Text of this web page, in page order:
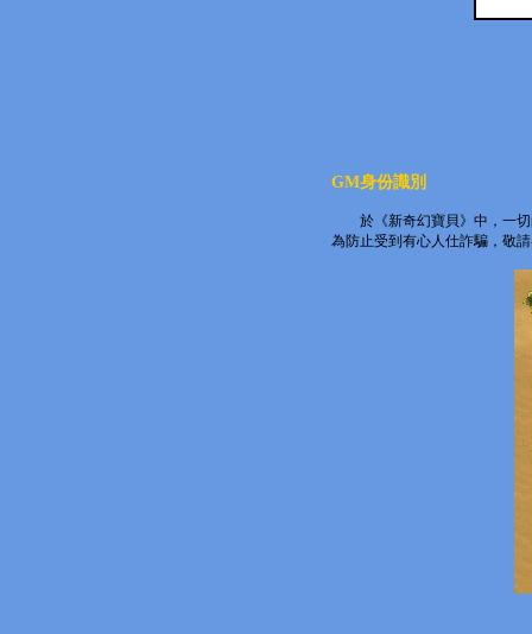
GM身份識別
於《新奇幻寶貝》中，一切
為防止受到有心人仕詐騙，敬